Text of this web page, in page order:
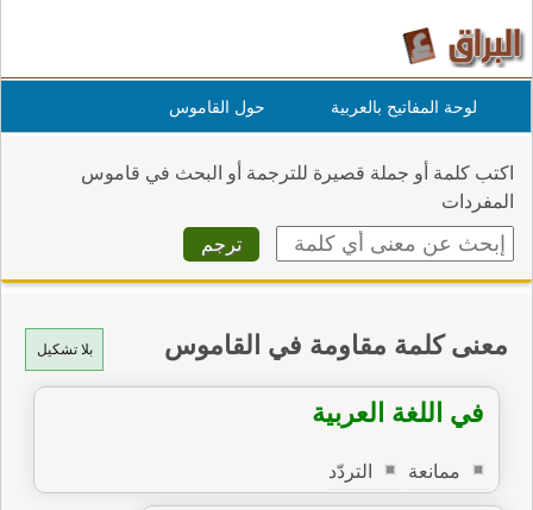
لوحة المفاتيح بالعربية حول القاموس
اكتب كلمة أو جملة قصيرة للترجمة أو البحث في قاموس
المفردات
بلا تشكيل معنى كلمة مقاومة في القاموس
في اللغة العربية
ممانعة التردّد